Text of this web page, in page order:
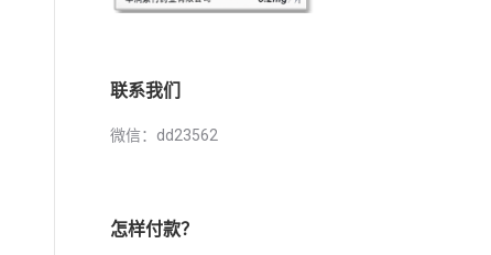
联系我们
微信：dd23562
怎样付款？